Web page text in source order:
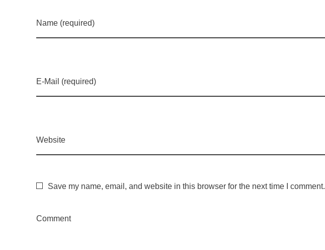
p
1
P
a
n
t
Name (required)
E-Mail (required)
Website
Save my name, email, and website in this browser for the next time I comment.
Comment